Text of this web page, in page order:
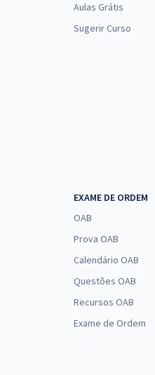
Aulas Grátis
Sugerir Curso
EXAME DE ORDEM
OAB
Prova OAB
Calendário OAB
Questões OAB
Recursos OAB
Exame de Ordem